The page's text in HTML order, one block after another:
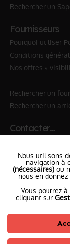
Rechercher un
Fournisseurs
Pourquoi utiliser
Conditions
Nos offres «
Rechercher un
Rechercher un
Contacter…
✆ 18№National
le SDISle
l'équipe
©2026
Nous utilisons
navigation à
(nécessaires) ou
nous en
Vous pourrez
cliquant sur